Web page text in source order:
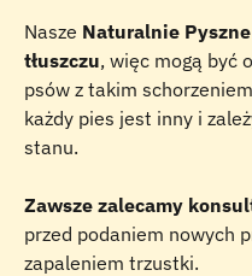
Nasze Naturalnie
tłuszczu, więc mogą być
psów z takim
każdy pies jest inny i
stanu.
Zawsze zalecamy
przed podaniem nowych
zapaleniem trzustki.